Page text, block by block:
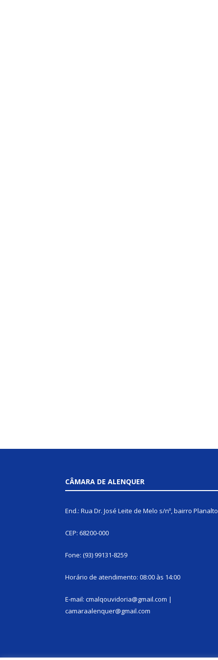
CÂMARA DE ALENQUER
End.: Rua Dr. José Leite de Melo s/nº, bairro Planalto
CEP: 68200-000
Fone: (93) 99131-8259
Horário de atendimento: 08:00 às 14:00
E-mail: cmalqouvidoria@gmail.com |
camaraalenquer@gmail.com